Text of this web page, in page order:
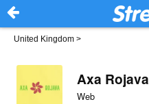
United Kingdom >
Axa Rojava
Web